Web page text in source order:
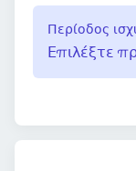
Περίοδος
Επιλέξτε